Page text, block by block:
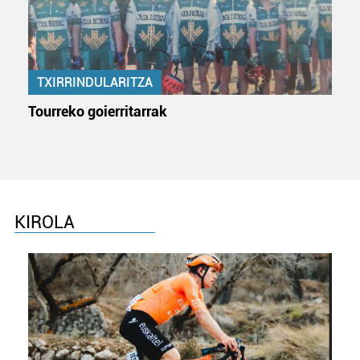
TXIRRINDULARITZA
Tourreko goierritarrak
KIROLA